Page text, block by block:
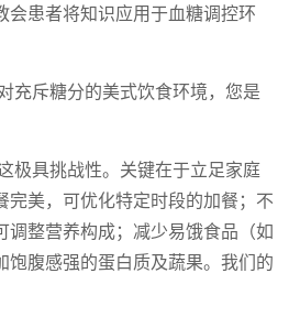
会患者将知识应用于血糖调控环
充斥糖分的美式饮食环境，您是
极具挑战性。关键在于立足家庭
美，可优化特定时段的加餐；不
调整营养构成；减少易饿食品（如
饱腹感强的蛋白质及蔬果。我们的